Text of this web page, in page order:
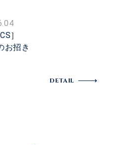
］
お招き
DETAIL